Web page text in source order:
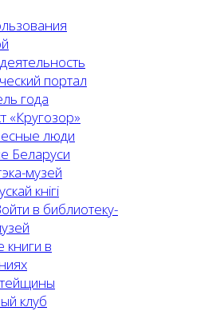
портал
года
«Кругозор»
люди
Беларуси
музей
кнігі
в библиотеку-
книги в
клуб